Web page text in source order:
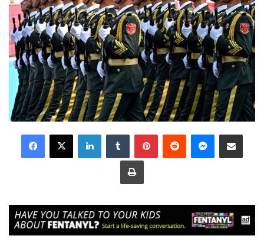
LinkedInTumblr PinterestReddit Messenger
Share via Email
Print